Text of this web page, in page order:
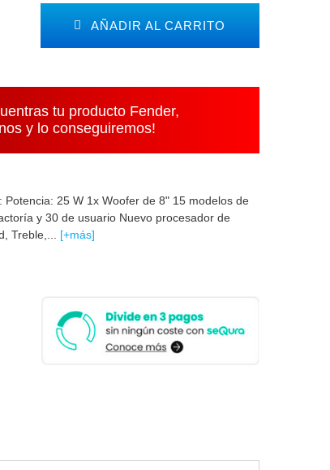
AÑADIR AL CARRITO
tu producto Fender,
y lo conseguiremos!
25 W 1x Woofer de 8" 15 modelos de
y 30 de usuario Nuevo procesador de
Treble,... [+más]